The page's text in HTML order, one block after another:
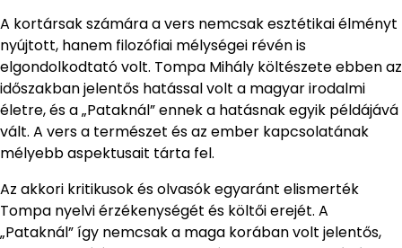
A kortársak számára a vers nemcsak esztétikai élményt
nyújtott, hanem filozófiai mélységei révén is
elgondolkodtató volt. Tompa Mihály költészete ebben az
időszakban jelentős hatással volt a magyar irodalmi
életre, és a „Pataknál” ennek a hatásnak egyik példájává
vált. A vers a természet és az ember kapcsolatának
mélyebb aspektusait tárta fel.
Az akkori kritikusok és olvasók egyaránt elismerték
Tompa nyelvi érzékenységét és költői erejét. A
„Pataknál” így nemcsak a maga korában volt jelentős,